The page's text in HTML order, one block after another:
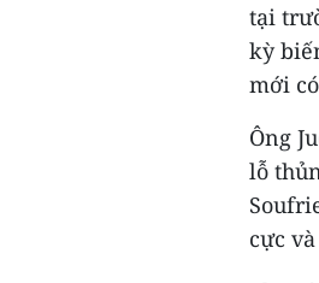
tại
kỳ
mới
Ông
lỗ
cực